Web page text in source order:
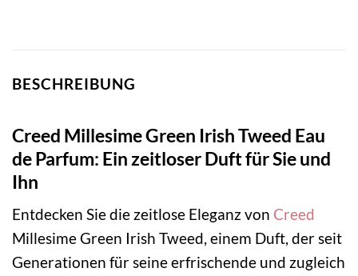
BESCHREIBUNG
Creed Millesime Green Irish Tweed Eau
de Parfum: Ein zeitloser Duft für Sie und
Ihn
Entdecken Sie die zeitlose Eleganz von Creed
Millesime Green Irish Tweed, einem Duft, der seit
Generationen für seine erfrischende und zugleich